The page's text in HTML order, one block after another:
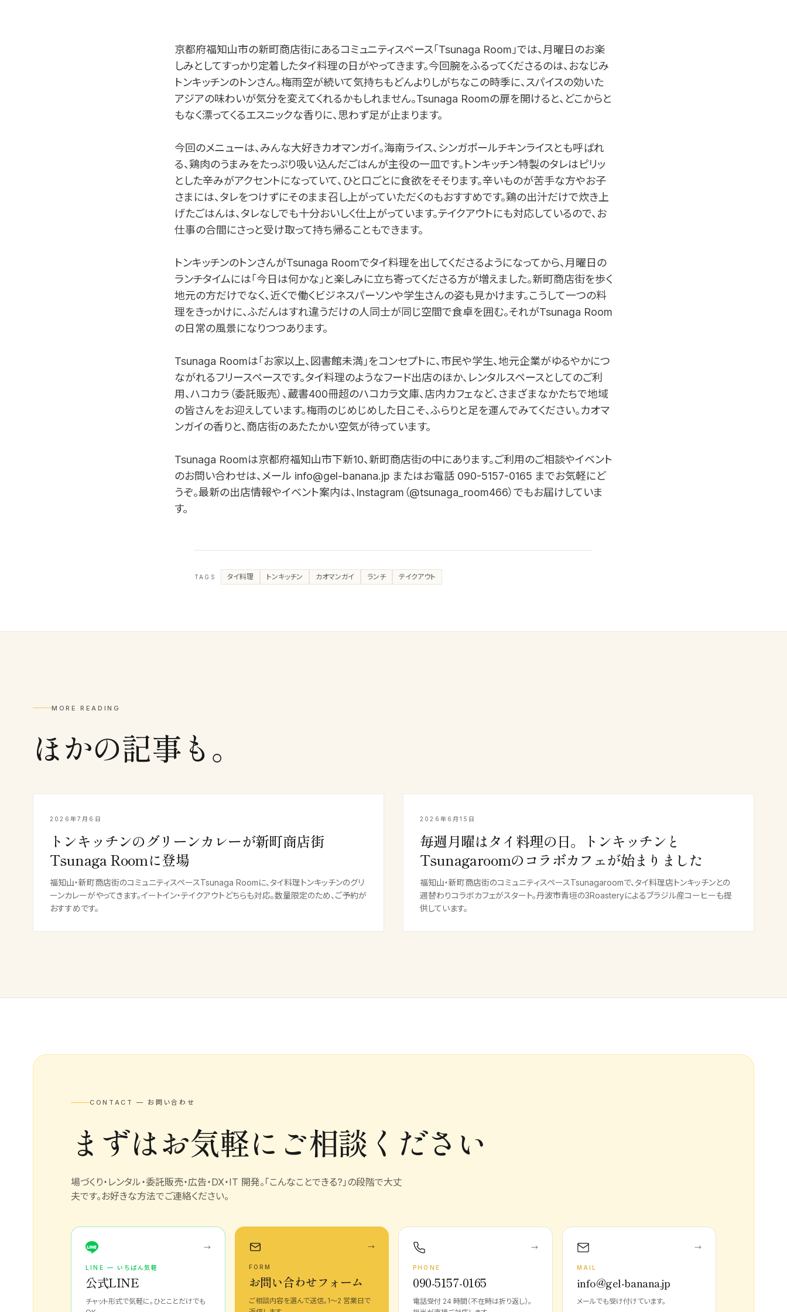
京都府福知山市の新町商店街にあるコミュニティスペース「Tsunaga Room」では、月曜日のお楽
しみとしてすっかり定着したタイ料理の日がやってきます。今回腕をふるってくださるのは、おなじみ
トンキッチンのトンさん。梅雨空が続いて気持ちもどんよりしがちなこの時季に、スパイスの効いた
アジアの味わいが気分を変えてくれるかもしれません。Tsunaga Roomの扉を開けると、どこからと
もなく漂ってくるエスニックな香りに、思わず足が止まります。
今回のメニューは、みんな大好きカオマンガイ。海南ライス、シンガポールチキンライスとも呼ばれ
る、鶏肉のうまみをたっぷり吸い込んだごはんが主役の一皿です。トンキッチン特製のタレはピリッ
とした辛みがアクセントになっていて、ひと口ごとに食欲をそそります。辛いものが苦手な方やお子
さまには、タレをつけずにそのまま召し上がっていただくのもおすすめです。鶏の出汁だけで炊き上
げたごはんは、タレなしでも十分おいしく仕上がっています。テイクアウトにも対応しているので、お
仕事の合間にさっと受け取って持ち帰ることもできます。
トンキッチンのトンさんがTsunaga Roomでタイ料理を出してくださるようになってから、月曜日の
ランチタイムには「今日は何かな」と楽しみに立ち寄ってくださる方が増えました。新町商店街を歩く
地元の方だけでなく、近くで働くビジネスパーソンや学生さんの姿も見かけます。こうして一つの料
理をきっかけに、ふだんはすれ違うだけの人同士が同じ空間で食卓を囲む。それがTsunaga Room
の日常の風景になりつつあります。
Tsunaga Roomは「お家以上、図書館未満」をコンセプトに、市民や学生、地元企業がゆるやかにつ
ながれるフリースペースです。タイ料理のようなフード出店のほか、レンタルスペースとしてのご利
用、ハコカラ（委託販売）、蔵書400冊超のハコカラ文庫、店内カフェなど、さまざまなかたちで地域
の皆さんをお迎えしています。梅雨のじめじめした日こそ、ふらりと足を運んでみてください。カオマ
ンガイの香りと、商店街のあたたかい空気が待っています。
Tsunaga Roomは京都府福知山市下新10、新町商店街の中にあります。ご利用のご相談やイベント
のお問い合わせは、メール info@gel-banana.jp またはお電話 090-5157-0165 までお気軽にど
うぞ。最新の出店情報やイベント案内は、Instagram（@tsunaga_room466）でもお届けしていま
す。
TAGS タイ料理 トンキッチン カオマンガイ ランチ テイクアウト
MORE READING
ほかの記事も。
2026年7月6日
トンキッチンのグリーンカレーが新町商店街
Tsunaga Roomに登場
福知山・新町商店街のコミュニティスペースTsunaga Roomに、タイ料理トンキッチンのグリ
ーンカレーがやってきます。イートイン・テイクアウトどちらも対応。数量限定のため、ご予約が
おすすめです。
2026年6月15日
毎週月曜はタイ料理の日。トンキッチンと
Tsunagaroomのコラボカフェが始まりました
福知山・新町商店街のコミュニティスペースTsunagaroomで、タイ料理店トンキッチンとの
週替わりコラボカフェがスタート。丹波市青垣の3Roasteryによるブラジル産コーヒーも提
供しています。
CONTACT — お問い合わせ
まずはお気軽に ご相談ください
場づくり・レンタル・委託販売・広告・DX・IT 開発。「こんなことできる?」の段階で大丈
夫です。お好きな方法でご連絡ください。
→
LINE — いちばん気軽
公式LINE
チャット形式で気軽に。ひとことだけでも
→
FORM
お問い合わせフォーム
ご相談内容を選んで送信。1〜2 営業日で
→
PHONE
090-5157-0165
電話受付 24 時間（不在時は折り返し）。
→
MAIL
info@gel-banana.jp
メールでも受け付けています。